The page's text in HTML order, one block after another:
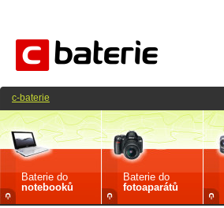
Baterie do
notebooků
Baterie do
fotoaparátů
c-baterie